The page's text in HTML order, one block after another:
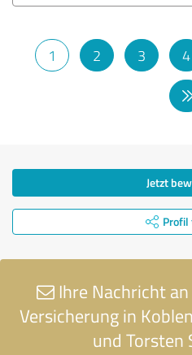
1 2 3 4
Jetzt
Profil
Ihre Nachricht
Versicherung in
und Torsten